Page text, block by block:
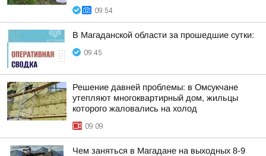
09:54
В Магаданской области за прошедшие сутки:
09:45
Решение давней проблемы: в Омсукчане
утепляют многоквартирный дом, жильцы
которого жаловались на холод
09:09
Чем заняться в Магадане на выходных 8-9